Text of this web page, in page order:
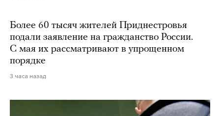
Более 60 тысяч жителей Приднестровья
подали заявление на гражданство России.
С мая их рассматривают в упрощенном
порядке
3 часа назад